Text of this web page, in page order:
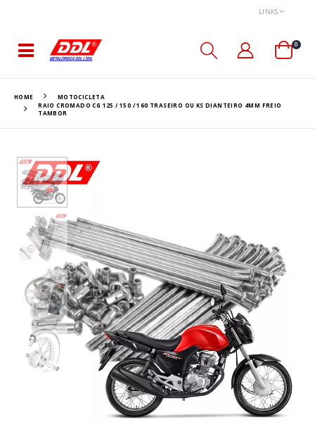
LINKS
0
HOME
MOTOCICLETA
RAIO CROMADO CG 125 / 150 / 160 TRASEIRO OU KS DIANTEIRO 4MM FREIO
TAMBOR